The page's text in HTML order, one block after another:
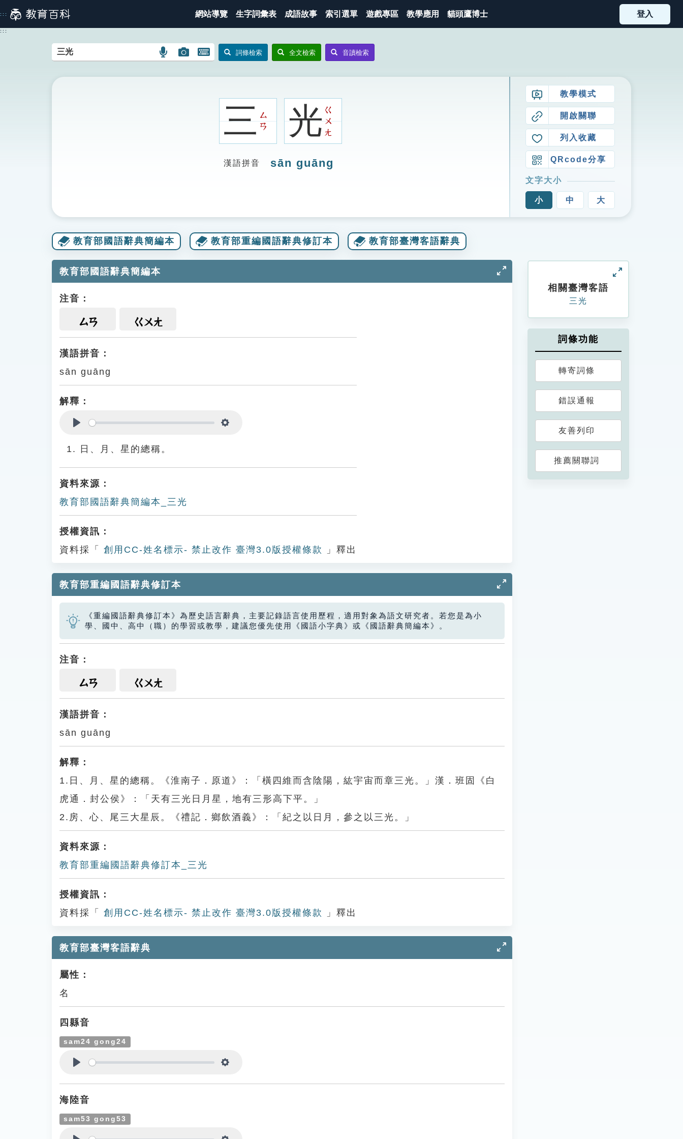
到
主
::: 網站導覽 生字詞彙表 成語故事 索引選單 遊戲專區 教學應用 貓頭鷹博士 登入
:::
語
搜
圖
搜
開
鍵
詞條檢索 全文檢索 音讀檢索
三ㄙ
ㄢ
光ㄍ
ㄨ
ㄤ
漢語拼音 sān guāng
教學模式
開啟關聯
列入收藏
QRcode分享
文字大小
小 中 大
教育部國語辭典簡編本 教育部重編國語辭典修訂本 教育部臺灣客語辭典
教育部國語辭典簡編本
注音：
ㄙㄢ ㄍㄨㄤ
漢語拼音：
sān guāng
解釋：
日、月、星的總稱。
資料來源：
教育部國語辭典簡編本_三光
授權資訊：
資料採「
創用CC-姓名標示- 禁止改作 臺灣3.0版授權條款 」釋出
教育部重編國語辭典修訂本
《重編國語辭典修訂本》為歷史語言辭典，主要記錄語言使用歷程，適用對象為語文研究者。若您是為小
學、國中、高中（職）的學習或教學，建議您優先使用《國語小字典》或《國語辭典簡編本》。
注音：
ㄙㄢ ㄍㄨㄤ
漢語拼音：
sān guāng
解釋：
1.日、月、星的總稱。《淮南子．原道》：「橫四維而含陰陽，紘宇宙而章三光。」漢．班固《白
虎通．封公侯》：「天有三光日月星，地有三形高下平。」
2.房、心、尾三大星辰。《禮記．鄉飲酒義》：「紀之以日月，參之以三光。」
資料來源：
教育部重編國語辭典修訂本_三光
授權資訊：
資料採「
創用CC-姓名標示- 禁止改作 臺灣3.0版授權條款 」釋出
教育部臺灣客語辭典
屬性：
名
四縣音
sam24 gong24
海陸音
sam53 gong53
相關臺灣客語
三光
詞條功能
轉寄詞條
錯誤通報
友善列印
推薦關聯詞